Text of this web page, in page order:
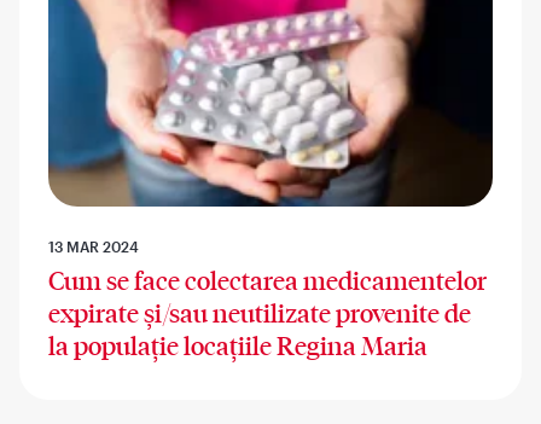
13 MAR 2024
Cum se face colectarea medicamentelor
expirate și/sau neutilizate provenite de
la populație locațiile Regina Maria